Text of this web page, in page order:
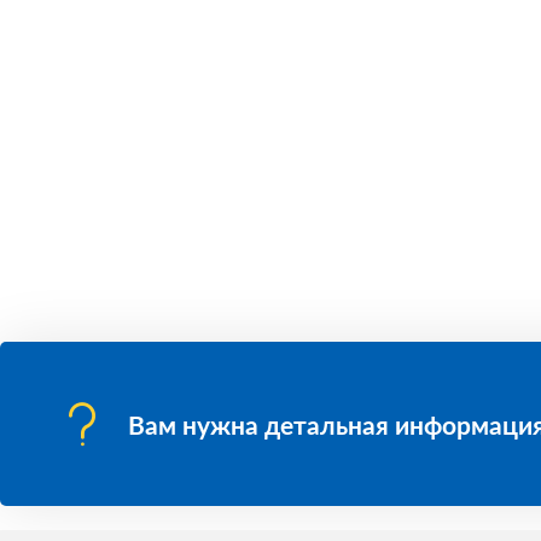
Вам нужна детальная